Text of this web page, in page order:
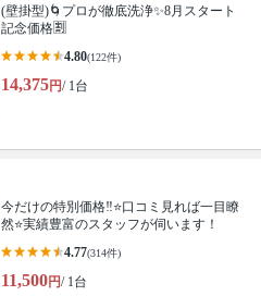
(壁掛型)🌀プロが徹底洗浄✨8月スタート
記念価格🈹
4.80(122件)
14,375円/ 1台
今だけの特別価格‼️⭐口コミ見れば一目瞭
然⭐実績豊富のスタッフが伺います！
4.77(314件)
11,500円/ 1台